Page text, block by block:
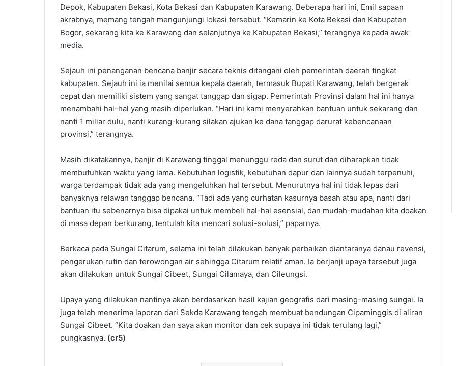
Depok, Kabupaten Bekasi, Kota Bekasi dan Kabupaten Karawang. Beberapa hari ini, Emil sapaan
akrabnya, memang tengah mengunjungi lokasi tersebut. “Kemarin ke Kota Bekasi dan Kabupaten
Bogor, sekarang kita ke Karawang dan selanjutnya ke Kabupaten Bekasi,” terangnya kepada awak
media.
Sejauh ini penanganan bencana banjir secara teknis ditangani oleh pemerintah daerah tingkat
kabupaten. Sejauh ini ia menilai semua kepala daerah, termasuk Bupati Karawang, telah bergerak
cepat dan memiliki sistem yang sangat tanggap dan sigap. Pemerintah Provinsi dalam hal ini hanya
menambahi hal-hal yang masih diperlukan. “Hari ini kami menyerahkan bantuan untuk sekarang dan
nanti 1 miliar dulu, nanti kurang-kurang silakan ajukan ke dana tanggap darurat kebencanaan
provinsi,” terangnya.
Masih dikatakannya, banjir di Karawang tinggal menunggu reda dan surut dan diharapkan tidak
membutuhkan waktu yang lama. Kebutuhan logistik, kebutuhan dapur dan lainnya sudah terpenuhi,
warga terdampak tidak ada yang mengeluhkan hal tersebut. Menurutnya hal ini tidak lepas dari
banyaknya relawan tanggap bencana. “Tadi ada yang curhatan kasurnya basah atau apa, nanti dari
bantuan itu sebenarnya bisa dipakai untuk membeli hal-hal esensial, dan mudah-mudahan kita doakan
di masa depan berkurang, tentulah kita mencari solusi-solusi,” paparnya.
Berkaca pada Sungai Citarum, selama ini telah dilakukan banyak perbaikan diantaranya danau revensi,
pengerukan rutin dan terowongan air sehingga Citarum relatif aman. Ia berjanji upaya tersebut juga
akan dilakukan untuk Sungai Cibeet, Sungai Cilamaya, dan Cileungsi.
Upaya yang dilakukan nantinya akan berdasarkan hasil kajian geografis dari masing-masing sungai. Ia
juga telah menerima laporan dari Sekda Karawang tengah membuat bendungan Cipaminggis di aliran
Sungai Cibeet. “Kita doakan dan saya akan monitor dan cek supaya ini tidak terulang lagi,”
pungkasnya. (cr5)